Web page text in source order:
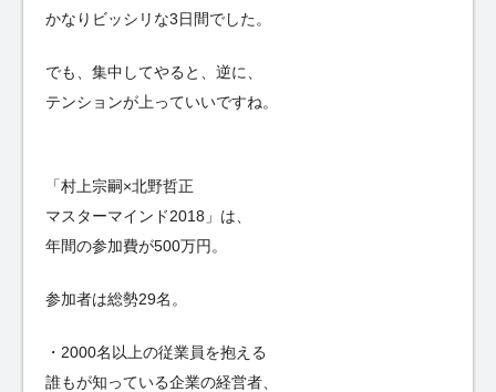
かなりビッシリな3日間でした。
でも、集中してやると、逆に、
テンションが上っていいですね。
「村上宗嗣×北野哲正
マスターマインド2018」は、
年間の参加費が500万円。
参加者は総勢29名。
・2000名以上の従業員を抱える
誰もが知っている企業の経営者、